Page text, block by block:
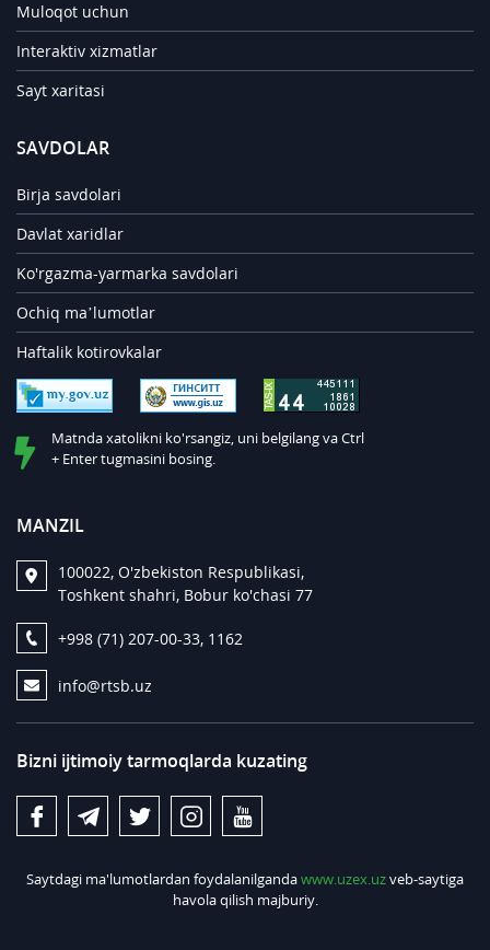
Muloqot uchun
Interaktiv xizmatlar
Sayt xaritasi
SAVDOLAR
Birja savdolari
Davlat xaridlar
Ko'rgazma-yarmarka savdolari
Ochiq ma’lumotlar
Haftalik kotirovkalar
Matnda xatolikni ko'rsangiz, uni belgilang va Ctrl
+ Enter tugmasini bosing.
MANZIL
100022, O'zbekiston Respublikasi,
Toshkent shahri, Bobur ko'chasi 77
+998 (71) 207-00-33, 1162
info@rtsb.uz
Bizni ijtimoiy tarmoqlarda kuzating
Saytdagi ma'lumotlardan foydalanilgandawww.uzex.uzveb-saytiga
havola qilish majburiy.